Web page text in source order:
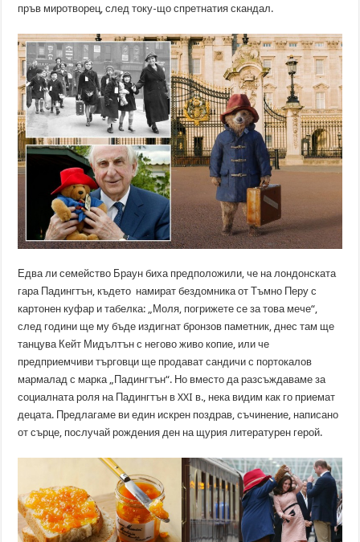
пръв миротворец, след току-що спретнатия скандал.
Едва ли семейство Браун биха предположили, че на лондонската
гара Падингтън, където намират бездомника от Тъмно Перу с
картонен куфар и табелка: „Моля, погрижете се за това мече“,
след години ще му бъде издигнат бронзов паметник, днес там ще
танцува Кейт Мидълтън с негово живо копие, или че
предприемчиви търговци ще продават сандичи с портокалов
мармалад с марка „Падингтън“. Но вместо да разсъждаваме за
социалната роля на Падингтън в XXI в., нека видим как го приемат
децата. Предлагаме ви един искрен поздрав, съчинение, написано
от сърце, послучай рождения ден на щурия литературен герой.